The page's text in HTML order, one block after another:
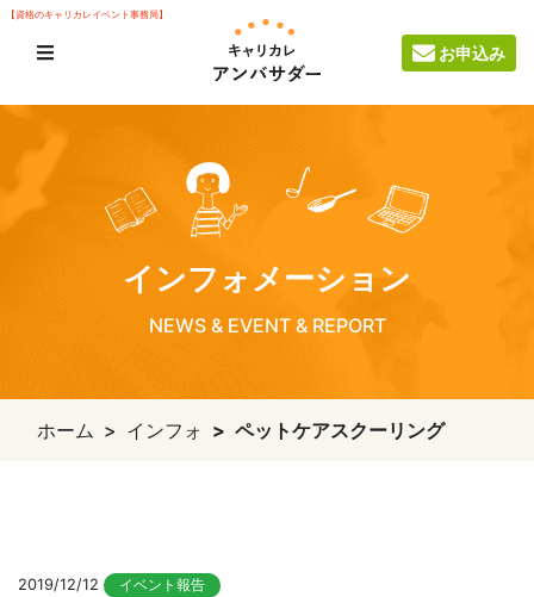
お申込み
【資格のキャリカレイベント事務局】
インフォメーション
NEWS & EVENT & REPORT
ホーム インフォ ペットケアスクーリング
2019/12/12 イベント報告